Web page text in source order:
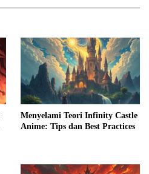
Menyelami Teori Infinity Castle
Anime: Tips dan Best Practices